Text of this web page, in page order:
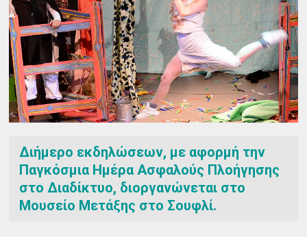
Διήμερο εκδηλώσεων, με αφορμή την
Παγκόσμια Ημέρα Ασφαλούς Πλοήγησης
στο Διαδίκτυο, διοργανώνεται στο
Μουσείο Μετάξης στο Σουφλί.